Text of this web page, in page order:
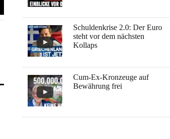
Schuldenkrise 2.0: Der Euro
steht vor dem nächsten
Kollaps
Cum-Ex-Kronzeuge auf
Bewährung frei